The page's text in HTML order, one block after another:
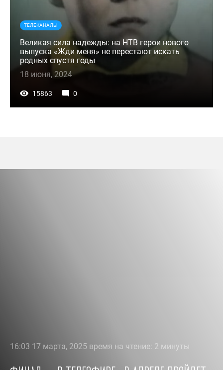
ТЕЛЕКАНАЛЫ
Великая сила надежды: на НТВ герои нового
выпуска «Жди меня» не перестают искать
родных спустя годы
18 июня, 2024
15863 0
16:03 17 марта, 2025 время на чтение: 2 минуты